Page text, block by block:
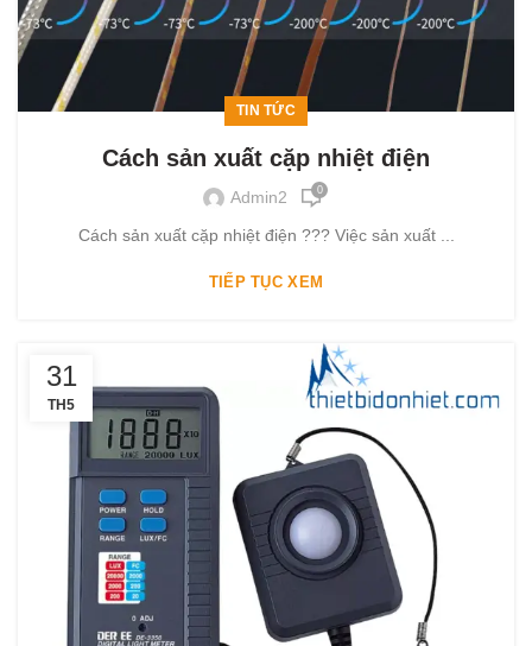
TIN TỨC
Cách sản xuất cặp nhiệt điện
Admin2 0
Cách sản xuất cặp nhiệt điện ??? Việc sản xuất ...
TIẾP TỤC XEM
31
TH5